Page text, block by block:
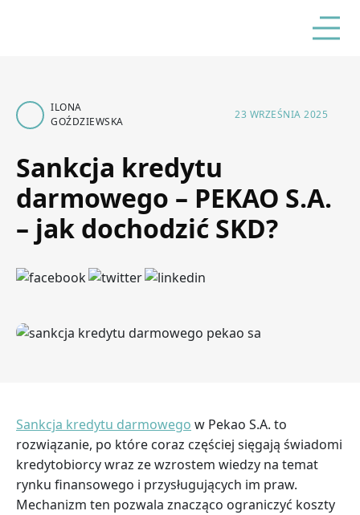
ILONA
GOŹDZIEWSKA
23 WRZEŚNIA 2025
Sankcja kredytu
darmowego – PEKAO S.A.
– jak dochodzić SKD?
Sankcja kredytu darmowego w Pekao S.A. to
rozwiązanie, po które coraz częściej sięgają świadomi
kredytobiorcy wraz ze wzrostem wiedzy na temat
rynku finansowego i przysługujących im praw.
Mechanizm ten pozwala znacząco ograniczyć koszty